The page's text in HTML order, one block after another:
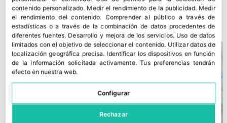
frutos, las plagas y los sobrecostes
7 julio, 2026
contenido personalizado. Medir el rendimiento de la publicidad. Medir
el rendimiento del contenido.Comprender al público a través de
estadísticas o a través de la combinación de datos procedentes de
diferentes fuentes. Desarrollo y mejora de los servicios. Uso de datos
limitados con el objetivo de seleccionar el contenido. Utilizar datos de
localización geográfica precisa. Identificar los dispositivos en función
de la información solicitada activamente.Tus preferencias tendrán
efecto en nuestra web.
Configurar
Rechazar